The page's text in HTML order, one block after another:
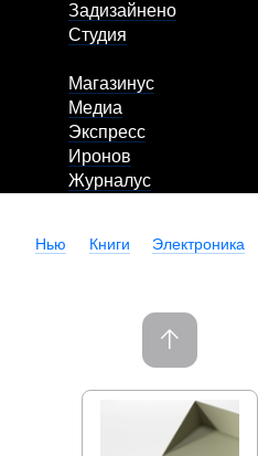
Задизайнено
Студия
Магазинус
Медиа
Экспресс
Иронов
Журналус
Нью Книги Электроника